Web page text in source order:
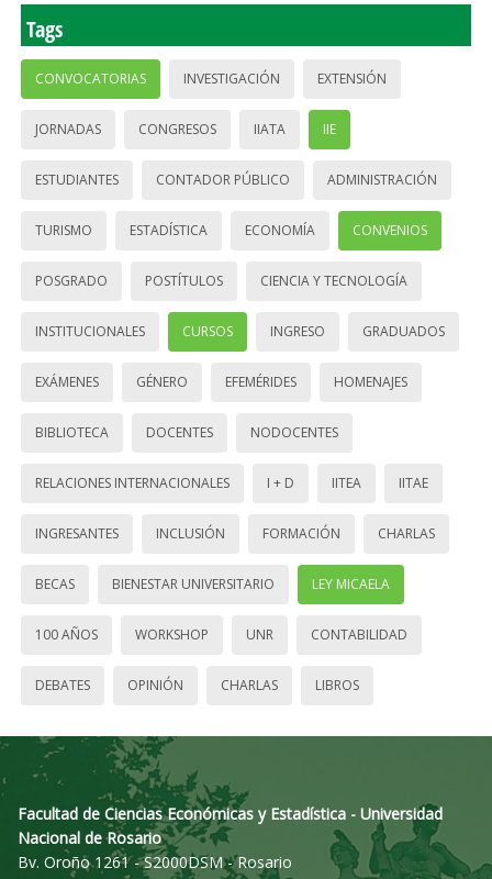
Tags
CONVOCATORIAS INVESTIGACIÓN EXTENSIÓN
JORNADAS CONGRESOS IIATA IIE
ESTUDIANTES CONTADOR PÚBLICO ADMINISTRACIÓN
TURISMO ESTADÍSTICA ECONOMÍA CONVENIOS
POSGRADO POSTÍTULOS CIENCIA Y TECNOLOGÍA
INSTITUCIONALES CURSOS INGRESO GRADUADOS
EXÁMENES GÉNERO EFEMÉRIDES HOMENAJES
BIBLIOTECA DOCENTES NODOCENTES
RELACIONES INTERNACIONALES I + D IITEA IITAE
INGRESANTES INCLUSIÓN FORMACIÓN CHARLAS
BECAS BIENESTAR UNIVERSITARIO LEY MICAELA
100 AÑOS WORKSHOP UNR CONTABILIDAD
DEBATES OPINIÓN CHARLAS LIBROS
Facultad de Ciencias Económicas y Estadística - Universidad
Nacional de Rosario
Bv. Oroño 1261 - S2000DSM - Rosario